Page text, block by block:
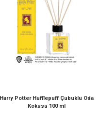
Harry Potter Hufflepuff Çubuklu Oda
Kokusu 100 ml